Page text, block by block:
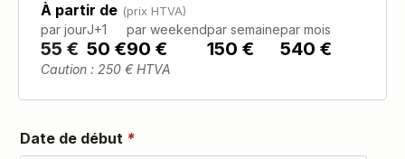
À partir de (prix HTVA)
par jour
55 €
J+1
50 €
par weekend
90 €
par semaine
150 €
par mois
540 €
Caution : 250 € HTVA
Date de début *